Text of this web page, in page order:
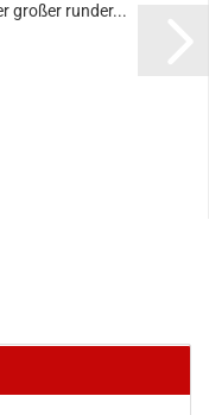
großer runder...